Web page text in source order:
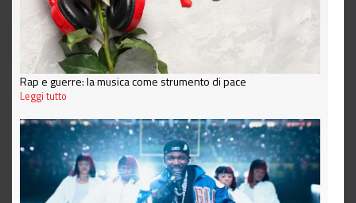
Rap e guerre: la musica come strumento di pace
Leggi tutto